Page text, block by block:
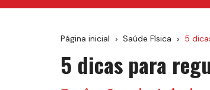
Página inicial Saúde Física 5
5 dicas para